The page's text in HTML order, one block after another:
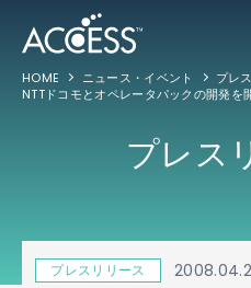
HOME ニュース・イベント
プレ
プレス
プレスリリース